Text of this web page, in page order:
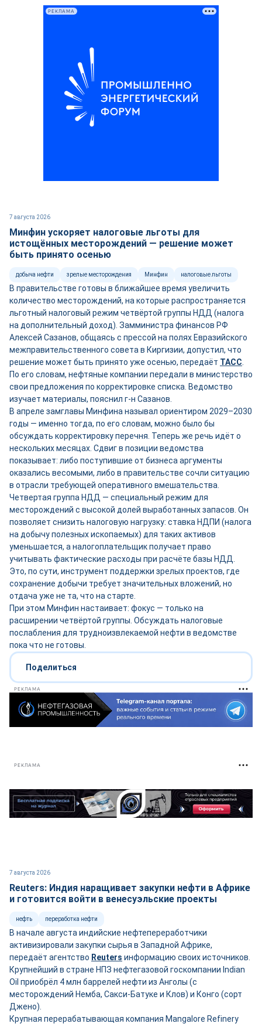
7 августа 2026
Минфин ускоряет налоговые льготы для
истощённых месторождений — решение может
быть принято осенью
добыча нефти зрелые месторождения Минфин налоговые льготы
В правительстве готовы в ближайшее время увеличить
количество месторождений, на которые распространяется
льготный налоговый режим четвёртой группы НДД (налога
на дополнительный доход). Замминистра финансов РФ
Алексей Сазанов, общаясь с прессой на полях Евразийского
межправительственного совета в Киргизии, допустил, что
решение может быть принято уже осенью, передаёт ТАСС
По его словам, нефтяные компании передали в министерство
свои предложения по корректировке списка. Ведомство
изучает материалы, пояснил г-н Сазанов.
В апреле замглавы Минфина называл ориентиром 2029–2030
годы — именно тогда, по его словам, можно было бы
обсуждать корректировку перечня. Теперь же речь идёт о
нескольких месяцах. Сдвиг в позиции ведомства
показывает: либо поступившие от бизнеса аргументы
оказались весомыми, либо в правительстве сочли ситуацию
в отрасли требующей оперативного вмешательства.
Четвертая группа НДД — специальный режим для
месторождений с высокой долей выработанных запасов. Он
позволяет снизить налоговую нагрузку: ставка НДПИ (налога
на добычу полезных ископаемых) для таких активов
уменьшается, а налогоплательщик получает право
учитывать фактические расходы при расчёте базы НДД.
Это, по сути, инструмент поддержки зрелых проектов, где
сохранение добычи требует значительных вложений, но
отдача уже не та, что на старте.
При этом Минфин настаивает: фокус — только на
расширении четвёртой группы. Обсуждать налоговые
послабления для трудноизвлекаемой нефти в ведомстве
пока что не готовы.
Поделиться
РЕКЛАМА
РЕКЛАМА
РЕКЛАМА
7 августа 2026
Reuters: Индия наращивает закупки нефти в Африке
и готовится войти в венесуэльские проекты
нефть переработка нефти
В начале августа индийские нефтепереработчики
активизировали закупки сырья в Западной Африке,
передаёт агентство Reuters информацию своих источников.
Крупнейший в стране НПЗ нефтегазовой госкомпании Indian
Oil приобрёл 4 млн баррелей нефти из Анголы (с
месторождений Немба, Сакси-Батуке и Клов) и Конго (сорт
Джено).
Крупная перерабатывающая компания Mangalore Refinery